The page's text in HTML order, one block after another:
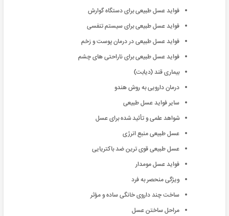
فواید عسل طبیعی برای دستگاه گوارش
فواید عسل طبیعی برای سیستم تنفسی
فواید عسل طبیعی در درمان پوست و زخم
فواید عسل طبیعی برای ناراحتی های چشم
بیماری قند (دیابت)
درمان دارویی به روش هندو
سایر فواید عسل طبیعی
شواهد علمی و تأئید شده برای عسل
عسل طبیعی منبع انرژی
عسل طبیعی قوی ترین ضد باکتریایی
فواید عسل مومدار
ویژگی منحصر به فرد
ساخت چند داروی خانگی ساده و مؤثر
مراحل ساختن عسل